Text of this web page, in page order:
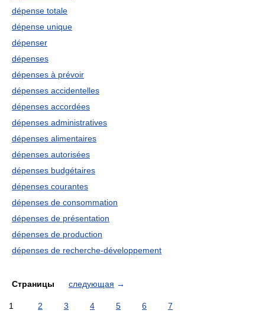
dépense totale
dépense unique
dépenser
dépenses
dépenses à prévoir
dépenses accidentelles
dépenses accordées
dépenses administratives
dépenses alimentaires
dépenses autorisées
dépenses budgétaires
dépenses courantes
dépenses de consommation
dépenses de présentation
dépenses de production
dépenses de recherche-développement
Страницы следующая →
1 2 3 4 5 6 7